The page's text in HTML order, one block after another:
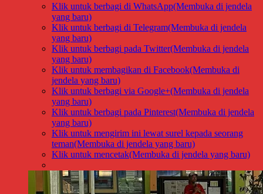
Klik untuk berbagi di WhatsApp(Membuka di jendela
yang baru)
Klik untuk berbagi di Telegram(Membuka di jendela
yang baru)
Klik untuk berbagi pada Twitter(Membuka di jendela
yang baru)
Klik untuk membagikan di Facebook(Membuka di
jendela yang baru)
Klik untuk berbagi via Google+(Membuka di jendela
yang baru)
Klik untuk berbagi pada Pinterest(Membuka di jendela
yang baru)
Klik untuk mengirim ini lewat surel kepada seorang
teman(Membuka di jendela yang baru)
Klik untuk mencetak(Membuka di jendela yang baru)